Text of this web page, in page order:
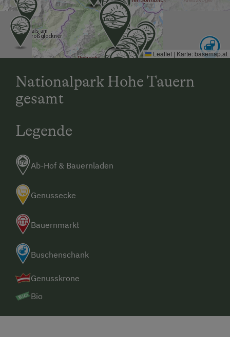
Leaflet | Karte:basemap.at
Nationalpark Hohe Tauern
gesamt
Legende
Ab-Hof & Bauernladen
Genussecke
Bauernmarkt
Buschenschank
Genusskrone
Bio